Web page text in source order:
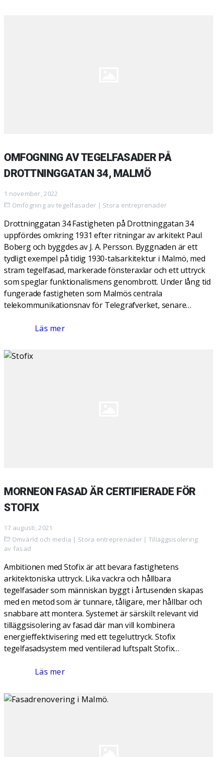
OMFOGNING AV TEGELFASADER PÅ
DROTTNINGGATAN 34, MALMÖ
1 november, 2022
Omfogning av tegelfasader | Stora entreprenader
Drottninggatan 34 Fastigheten på Drottninggatan 34
uppfördes omkring 1931 efter ritningar av arkitekt Paul
Boberg och byggdes av J. A. Persson. Byggnaden är ett
tydligt exempel på tidig 1930-talsarkitektur i Malmö, med
stram tegelfasad, markerade fönsteraxlar och ett uttryck
som speglar funktionalismens genombrott. Under lång tid
fungerade fastigheten som Malmös centrala
telekommunikationsnav för Telegrafverket, senare…
Läs mer
MORNEON FASAD ÄR CERTIFIERADE FÖR
STOFIX
17 augusti, 2021
Omvärld och media | Stora entreprenader | Tilläggsisolering
av fasad
Ambitionen med Stofix är att bevara fastighetens
arkitektoniska uttryck. Lika vackra och hållbara
tegelfasader som människan byggt i årtusenden skapas
med en metod som är tunnare, tåligare, mer hållbar och
snabbare att montera. Systemet är särskilt relevant vid
tilläggsisolering av fasad där man vill kombinera
energieffektivisering med ett tegeluttryck. Stofix
tegelfasadsystem med ventilerad luftspalt Stofix…
Läs mer